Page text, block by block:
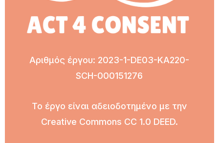
Αριθμός έργου: 2023-1-DE03-KA220-
SCH-000151276
Το έργο είναι αδειοδοτημένο με την
Creative Commons CC 1.0 DEED.